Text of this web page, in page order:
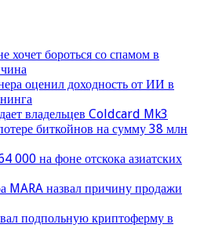
хочет бороться со спамом в
оценил доходность от ИИ в
владельцев Coldcard Mk3
биткойнов на сумму 38 млн
000 на фоне отскока азиатских
MARA назвал причину продажи
подпольную криптоферму в